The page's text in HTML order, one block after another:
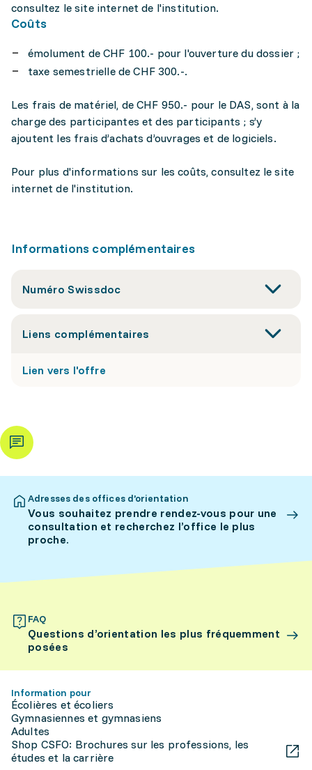
consultez le site internet de l'institution.
Coûts
émolument de CHF 100.- pour l'ouverture du dossier ;
taxe semestrielle de CHF 300.-.
Les frais de matériel, de CHF 950.- pour le DAS, sont à la
charge des participantes et des participants ; s’y
ajoutent les frais d’achats d’ouvrages et de logiciels.
Pour plus d'informations sur les coûts, consultez le site
internet de l'institution.
Informations complémentaires
Numéro Swissdoc
Liens complémentaires
Lien vers l'offre
Adresses des offices d’orientation
Vous souhaitez prendre rendez-vous pour une
consultation et recherchez l’office le plus
proche.
FAQ
Questions d’orientation les plus fréquemment
posées
Information pour
Écolières et écoliers
Gymnasiennes et gymnasiens
Adultes
Shop CSFO: Brochures sur les professions, les
études et la carrière